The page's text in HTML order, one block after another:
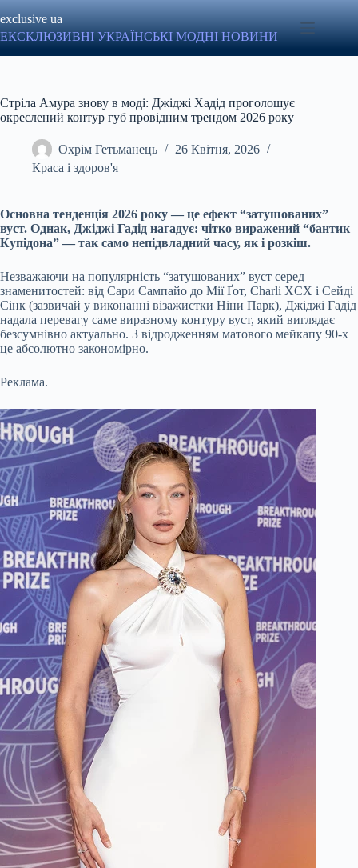
до
вмісту
exclusive ua
ЕКСКЛЮЗИВНІ УКРАЇНСЬКІ МОДНІ НОВИНИ
Стріла Амура знову в моді: Джіджі Хадід проголошує
окреслений контур губ провідним трендом 2026 року
Охрім Гетьманець
26 Квітня, 2026
Краса і здоров'я
Основна тенденція 2026 року — це ефект “затушованих”
вуст. Однак, Джіджі Гадід нагадує: чітко виражений “бантик
Купідона” — так само непідвладний часу, як і розкіш.
Незважаючи на популярність “затушованих” вуст серед
знаменитостей: від Сари Сампайо до Мії Ґот, Charli XCX і Сейді
Сінк (зазвичай у виконанні візажистки Ніни Парк), Джіджі Гадід
надала перевагу саме виразному контуру вуст, який виглядає
безсумнівно актуально. З відродженням матового мейкапу 90-х
це абсолютно закономірно.
Реклама.